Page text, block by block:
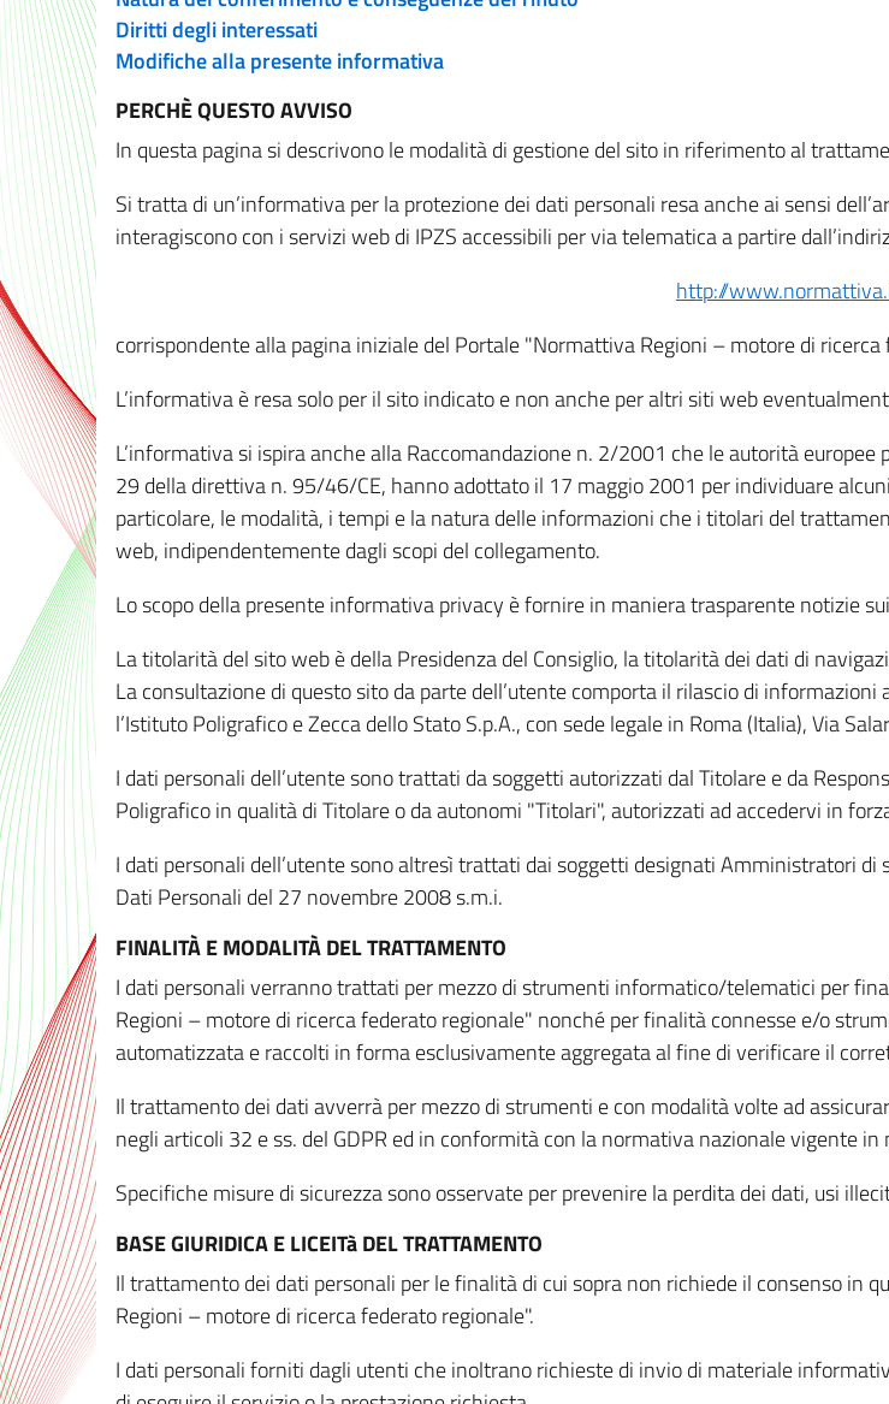
Diritti degli interessati
Modifiche alla presente informativa
PERCHÈ QUESTO AVVISO
In questa pagina si descrivono le modalità di gestione del sito in riferimento al
Si tratta di un’informativa per la protezione dei dati personali resa anche ai sensi
interagiscono con i servizi web di IPZS accessibili per via telematica a partire
http://
corrispondente alla pagina iniziale del Portale "Normattiva Regioni – motore di
L’informativa è resa solo per il sito indicato e non anche per altri siti web
L’informativa si ispira anche alla Raccomandazione n. 2/2001 che le autorità
29 della direttiva n. 95/46/CE, hanno adottato il 17 maggio 2001 per individuare
particolare, le modalità, i tempi e la natura delle informazioni che i titolari del
web, indipendentemente dagli scopi del collegamento.
Lo scopo della presente informativa privacy è fornire in maniera trasparente notizie
La titolarità del sito web è della Presidenza del Consiglio, la titolarità dei dati di
La consultazione di questo sito da parte dell’utente comporta il rilascio di
l’Istituto Poligrafico e Zecca dello Stato S.p.A., con sede legale in Roma (Italia), Via
I dati personali dell’utente sono trattati da soggetti autorizzati dal Titolare e da
Poligrafico in qualità di Titolare o da autonomi "Titolari", autorizzati ad accedervi in
I dati personali dell’utente sono altresì trattati dai soggetti designati Amministratori
Dati Personali del 27 novembre 2008 s.m.i.
FINALITÀ E MODALITÀ DEL TRATTAMENTO
I dati personali verranno trattati per mezzo di strumenti informatico/telematici per
Regioni – motore di ricerca federato regionale" nonché per finalità connesse e/o
automatizzata e raccolti in forma esclusivamente aggregata al fine di verificare il
Il trattamento dei dati avverrà per mezzo di strumenti e con modalità volte ad
negli articoli 32 e ss. del GDPR ed in conformità con la normativa nazionale vigente in
Specifiche misure di sicurezza sono osservate per prevenire la perdita dei dati, usi
BASE GIURIDICA E LICEITà DEL TRATTAMENTO
Il trattamento dei dati personali per le finalità di cui sopra non richiede il consenso in
Regioni – motore di ricerca federato regionale".
I dati personali forniti dagli utenti che inoltrano richieste di invio di materiale